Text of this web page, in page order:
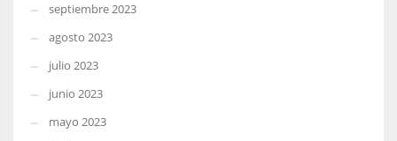
septiembre 2023
agosto 2023
julio 2023
junio 2023
mayo 2023